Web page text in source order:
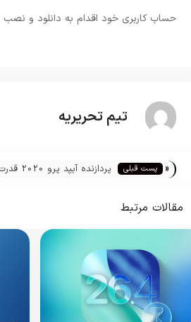
حساب کاربری خود اقدام به دانلود و
تیم تحریریه
« پست قبلی
پردازنده آیپد پرو
مقالات مرتبط